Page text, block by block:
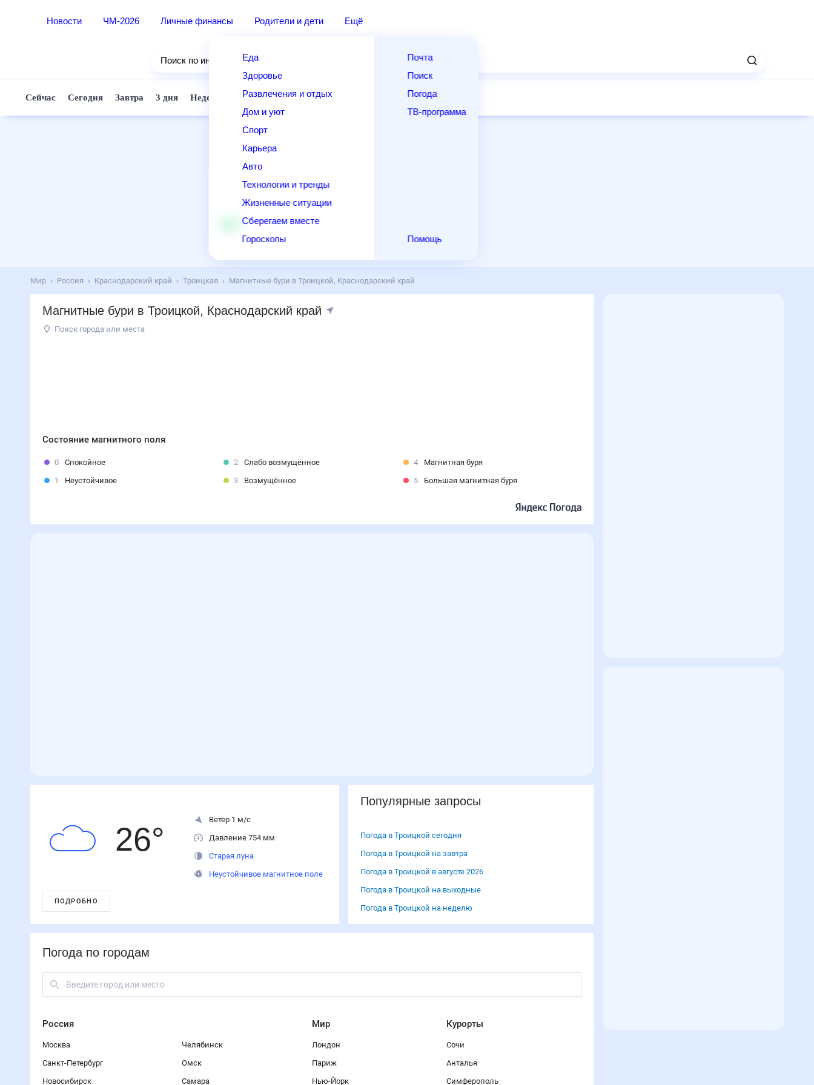
Новости ЧМ-2026 Личные финансы Родители и дети Ещё
Еда
Здоровье
Развлечения и отдых
Дом и уют
Спорт
Карьера
Авто
Технологии и тренды
Жизненные ситуации
Сберегаем вместе
Гороскопы
Почта
Поиск
Погода
ТВ-программа
Помощь
Поиск по интернету
Сейчас Сегодня Завтра 3 дня Неделя 10 дней 14 дней Месяц Для садовода
Мир Россия Краснодарский край Троицкая Магнитные бури в Троицкой, Краснодарский край
Магнитные бури в Троицкой, Краснодарский край
Поиск города или места
Состояние магнитного поля
0
Спокойное
1
Неустойчивое
2
Слабо возмущённое
3
Возмущённое
4
Магнитная буря
5
Большая магнитная буря
26°
Ветер 1 м/с
Давление 754 мм
Старая луна
Неустойчивое магнитное поле
ПОДРОБНО
Популярные запросы
Погода в Троицкой сегодня
Погода в Троицкой на завтра
Погода в Троицкой в августе 2026
Погода в Троицкой на выходные
Погода в Троицкой на неделю
Погода по городам
Россия
Москва
Санкт-Петербург
Новосибирск
Челябинск
Омск
Самара
Мир
Лондон
Париж
Нью-Йорк
Курорты
Сочи
Анталья
Симферополь